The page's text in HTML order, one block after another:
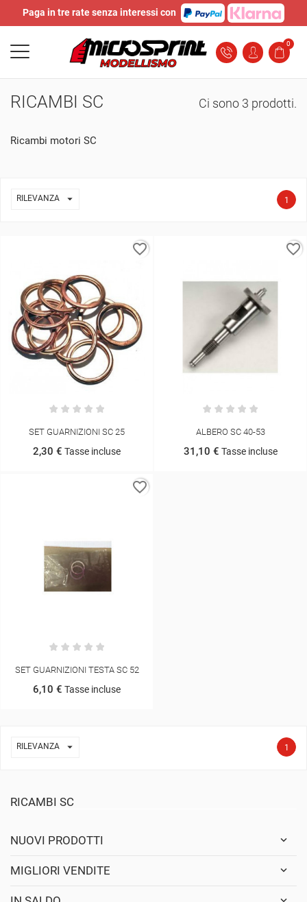
Paga in tre rate senza interessi con
0
RICAMBI SC Ci sono 3 prodotti.
Ricambi motori SC
RICAMBI SC
NUOVI PRODOTTI
MIGLIORI VENDITE
RILEVANZA  1
SET GUARNIZIONI SC 25
2,30 € Tasse incluse
favorite_border
ALBERO SC 40-53
31,10 € Tasse incluse
favorite_border
SET GUARNIZIONI TESTA SC 52
6,10 € Tasse incluse
favorite_border
RILEVANZA  1